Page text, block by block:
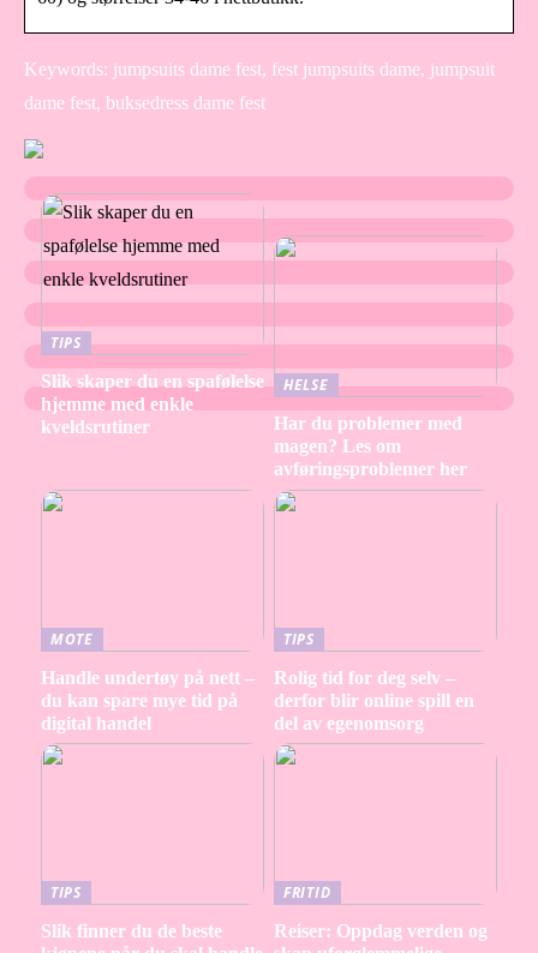
Keywords: jumpsuits dame fest, fest jumpsuits dame, jumpsuit
dame fest, buksedress dame fest
TIPS
Slik skaper du en spafølelse
hjemme med enkle
kveldsrutiner
HELSE
Har du problemer med
magen? Les om
avføringsproblemer her
MOTE
Handle undertøy på nett –
du kan spare mye tid på
digital handel
TIPS
Rolig tid for deg selv –
derfor blir online spill en
del av egenomsorg
TIPS
Slik finner du de beste
FRITID
Reiser: Oppdag verden og